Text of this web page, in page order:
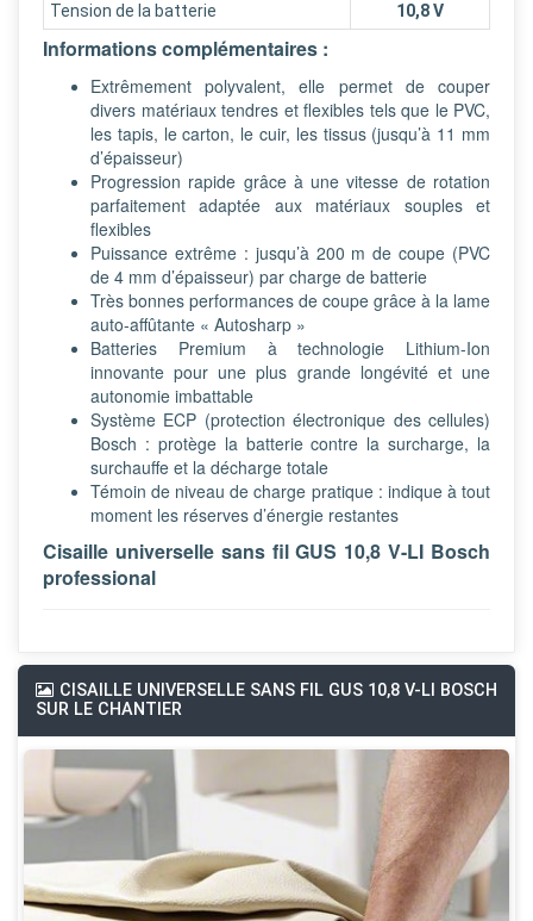
Tension de la batterie
10,8 V
Informations complémentaires :
Extrêmement polyvalent, elle permet de couper
divers matériaux tendres et flexibles tels que le PVC,
les tapis, le carton, le cuir, les tissus (jusqu’à 11 mm
d’épaisseur)
Progression rapide grâce à une vitesse de rotation
parfaitement adaptée aux matériaux souples et
flexibles
Puissance extrême : jusqu’à 200 m de coupe (PVC
de 4 mm d’épaisseur) par charge de batterie
Très bonnes performances de coupe grâce à la lame
auto-affûtante « Autosharp »
Batteries Premium à technologie Lithium-Ion
innovante pour une plus grande longévité et une
autonomie imbattable
Système ECP (protection électronique des cellules)
Bosch : protège la batterie contre la surcharge, la
surchauffe et la décharge totale
Témoin de niveau de charge pratique : indique à tout
moment les réserves d’énergie restantes
Cisaille universelle sans fil GUS 10,8 V-LI Bosch
professional
CISAILLE UNIVERSELLE SANS FIL GUS 10,8 V-LI BOSCH
SUR LE CHANTIER